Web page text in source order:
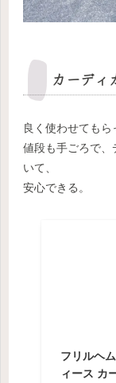
カーデ
良く使わせてもら
値段も手ごろで、
いて、
安心できる。
フリルヘ
ィース カ